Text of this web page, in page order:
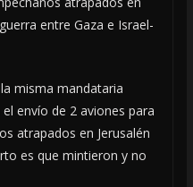
entre Gaza e Israel-
misma mandataria
envío de 2 aviones para
atrapados en Jerusalén
es que mintieron y no